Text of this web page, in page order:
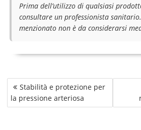
Prima dell’utilizzo di qualsiasi
consultare un professionista
menzionato non è da considerarsi
Navigazione
articoli
Stabilità e protezione per
la pressione arteriosa